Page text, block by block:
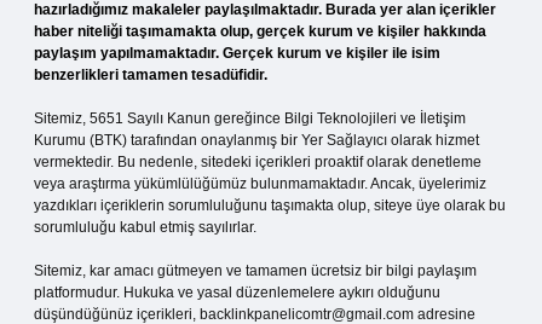
hazırladığımız makaleler paylaşılmaktadır. Burada yer alan içerikler
haber niteliği taşımamakta olup, gerçek kurum ve kişiler hakkında
paylaşım yapılmamaktadır. Gerçek kurum ve kişiler ile isim
benzerlikleri tamamen tesadüfidir.
Sitemiz, 5651 Sayılı Kanun gereğince Bilgi Teknolojileri ve İletişim
Kurumu (BTK) tarafından onaylanmış bir Yer Sağlayıcı olarak hizmet
vermektedir. Bu nedenle, sitedeki içerikleri proaktif olarak denetleme
veya araştırma yükümlülüğümüz bulunmamaktadır. Ancak, üyelerimiz
yazdıkları içeriklerin sorumluluğunu taşımakta olup, siteye üye olarak bu
sorumluluğu kabul etmiş sayılırlar.
Sitemiz, kar amacı gütmeyen ve tamamen ücretsiz bir bilgi paylaşım
platformudur. Hukuka ve yasal düzenlemelere aykırı olduğunu
düşündüğünüz içerikleri, backlinkpanelicomtr@gmail.com adresine